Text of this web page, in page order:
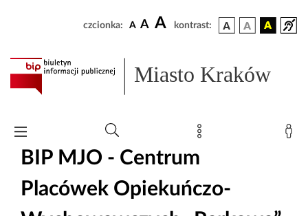
czcionka: A A A kontrast:
Miasto Kraków
BIP MJO - Centrum
Placówek Opiekuńczo-